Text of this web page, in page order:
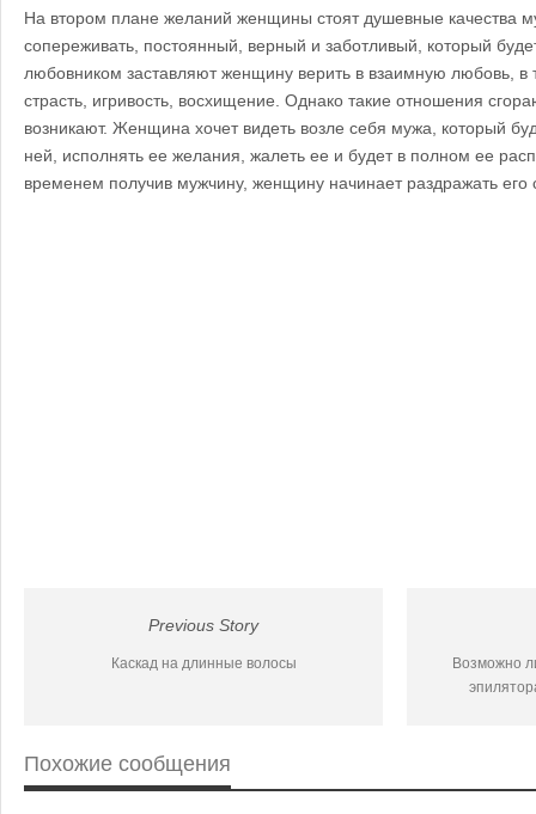
На втором плане желаний женщины стоят душевные качества
сопереживать, постоянный, верный и заботливый, который
любовником заставляют женщину верить в взаимную любовь, в
страсть, игривость, восхищение. Однако такие отношения
возникают. Женщина хочет видеть возле себя мужа, который
ней, исполнять ее желания, жалеть ее и будет в полном ее
временем получив мужчину, женщину начинает раздражать его
Previous Story
Каскад на длинные волосы
Возможно
Похожие сообщения